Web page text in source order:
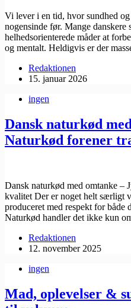
Vi lever i en tid, hvor sundhed
nogensinde før. Mange danskere
helhedsorienterede måder at
og mentalt. Heldigvis er der
Redaktionen
15. januar 2026
ingen
Dansk naturkød
Naturkød forener
Dansk naturkød med omtanke –
kvalitet Der er noget helt særligt
produceret med respekt for både
Naturkød handler det ikke kun
Redaktionen
12. november 2025
ingen
Mad, oplevelser &